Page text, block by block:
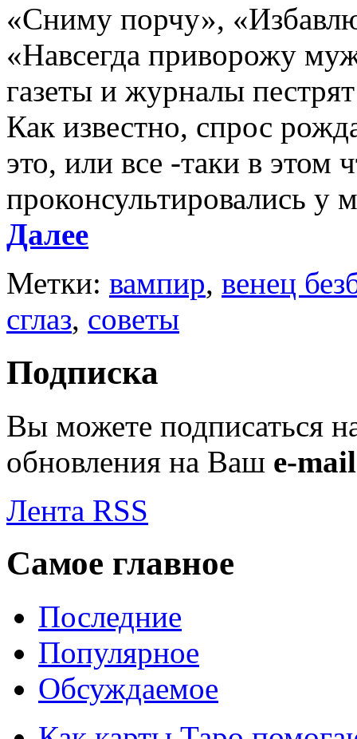
«Сниму порчу»,
«Навсегда приворожу
газеты и журналы
Как известно, спрос
это, или все -таки в этом
проконсультировались у
Далее
Метки: вампир, венец
сглаз, советы
Подписка
Вы можете подписаться
обновления на Ваш e-mail
Лента RSS
Самое главное
Последние
Популярное
Обсуждаемое